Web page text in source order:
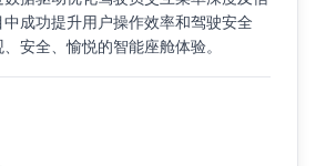
成功提升用户操作效率和驾驶安全
安全、愉悦的智能座舱体验。